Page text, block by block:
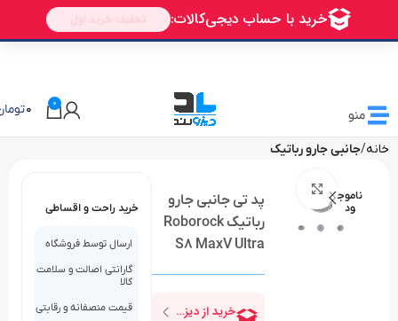
منو
0
0
خانه جانبی جارو رباتیک
ناموج
ود
پد تی جانبی جارو
رباتیک Roborock
S8 MaxV Ultra
خرید راحت و اقساطی
ارسال توسط فروشگاه
گارانتی اصالت و سلامت
کالا
قیمت منصفانه و رقابتی
🎁 تخفیف ویژه دیزولند برای اولین خرید شما